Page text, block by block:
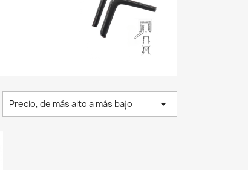
Precio, de más alto a más bajo 